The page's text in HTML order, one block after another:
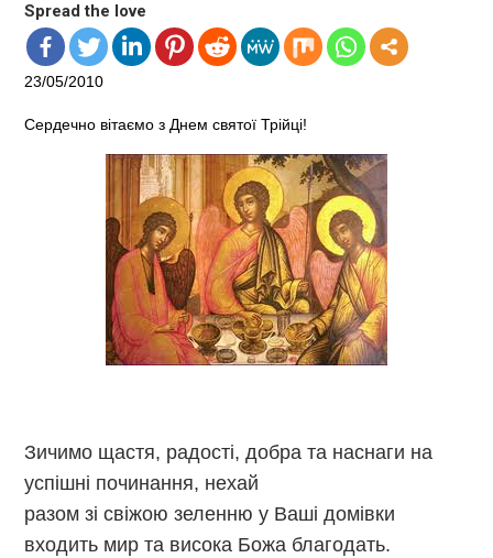
Spread the love
23/05/2010
Сердечно вітаємо з Днем святої Трійці!
Зичимо щастя, радості, добра та наснаги на
успішні починання, нехай
разом зі свіжою зеленню у Ваші домівки
входить мир та висока Божа благодать.